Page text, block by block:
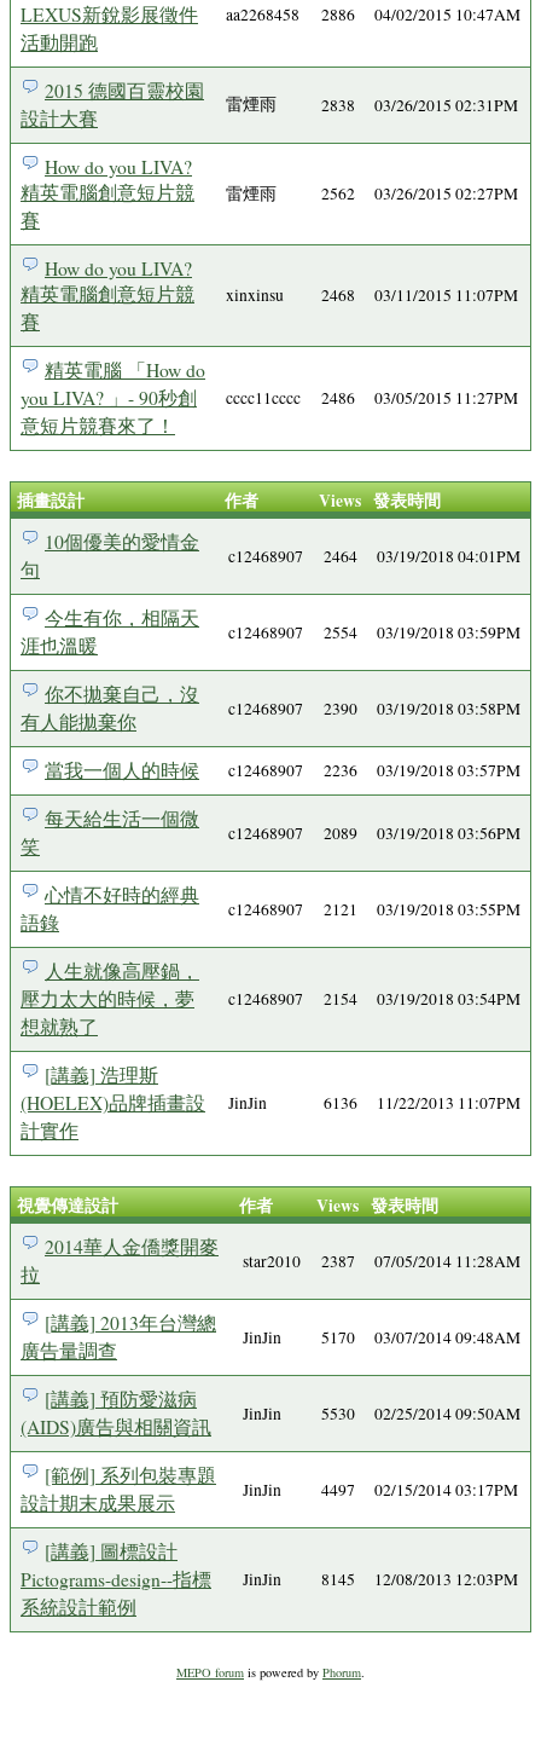
LEXUS新銳影展徵件
活動開跑
aa2268458 2886 04/02/2015 10:47AM
2015 德國百靈校園
設計大賽
雷煙雨 2838 03/26/2015 02:31PM
How do you LIVA?
精英電腦創意短片競
賽
雷煙雨 2562 03/26/2015 02:27PM
How do you LIVA?
精英電腦創意短片競
賽
xinxinsu 2468 03/11/2015 11:07PM
精英電腦 「How do
you LIVA? 」- 90秒創
意短片競賽來了！
cccc11cccc 2486 03/05/2015 11:27PM
插畫設計 作者 Views 發表時間
10個優美的愛情金
句
c12468907 2464 03/19/2018 04:01PM
今生有你，相隔天
涯也溫暖
c12468907 2554 03/19/2018 03:59PM
你不拋棄自己，沒
有人能拋棄你
c12468907 2390 03/19/2018 03:58PM
當我一個人的時候 c12468907 2236 03/19/2018 03:57PM
每天給生活一個微
笑
c12468907 2089 03/19/2018 03:56PM
心情不好時的經典
語錄
c12468907 2121 03/19/2018 03:55PM
人生就像高壓鍋，
壓力太大的時候，夢
想就熟了
c12468907 2154 03/19/2018 03:54PM
[講義] 浩理斯
(HOELEX)品牌插畫設
計實作
JinJin 6136 11/22/2013 11:07PM
視覺傳達設計 作者 Views 發表時間
2014華人金僑獎開麥
拉
star2010 2387 07/05/2014 11:28AM
[講義] 2013年台灣總
廣告量調查
JinJin 5170 03/07/2014 09:48AM
[講義] 預防愛滋病
(AIDS)廣告與相關資訊
JinJin 5530 02/25/2014 09:50AM
[範例] 系列包裝專題
設計期末成果展示
JinJin 4497 02/15/2014 03:17PM
[講義] 圖標設計
Pictograms-design--指標
系統設計範例
JinJin 8145 12/08/2013 12:03PM
MEPO forum is powered by Phorum.